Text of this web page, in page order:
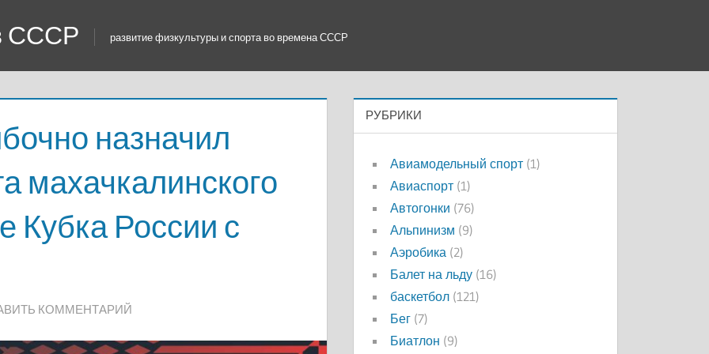
СССР развитие физкультуры и спорта во времена СССР
назначил
махачкалинского
Кубка России с
КОММЕНТАРИЙ
РУБРИКИ
Авиамодельный спорт (1)
Авиаспорт (1)
Автогонки (76)
Альпинизм (9)
Аэробика (2)
Балет на льду (16)
баскетбол (121)
Бег (7)
Биатлон (9)